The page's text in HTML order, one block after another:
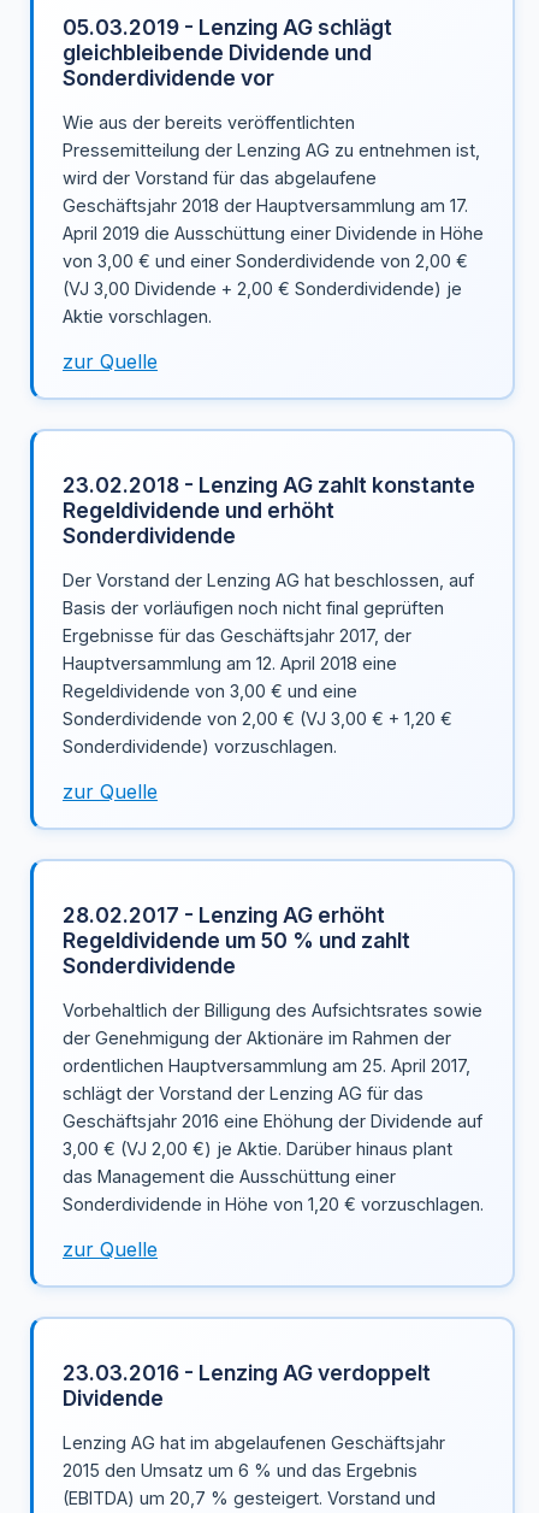
05.03.2019 - Lenzing AG schlägt
gleichbleibende Dividende und
Sonderdividende vor
Wie aus der bereits veröffentlichten
Pressemitteilung der Lenzing AG zu entnehmen ist,
wird der Vorstand für das abgelaufene
Geschäftsjahr 2018 der Hauptversammlung am 17.
April 2019 die Ausschüttung einer Dividende in Höhe
von 3,00 € und einer Sonderdividende von 2,00 €
(VJ 3,00 Dividende + 2,00 € Sonderdividende) je
Aktie vorschlagen.
zur Quelle
23.02.2018 - Lenzing AG zahlt konstante
Regeldividende und erhöht
Sonderdividende
Der Vorstand der Lenzing AG hat beschlossen, auf
Basis der vorläufigen noch nicht final geprüften
Ergebnisse für das Geschäftsjahr 2017, der
Hauptversammlung am 12. April 2018 eine
Regeldividende von 3,00 € und eine
Sonderdividende von 2,00 € (VJ 3,00 € + 1,20 €
Sonderdividende) vorzuschlagen.
zur Quelle
28.02.2017 - Lenzing AG erhöht
Regeldividende um 50 % und zahlt
Sonderdividende
Vorbehaltlich der Billigung des Aufsichtsrates sowie
der Genehmigung der Aktionäre im Rahmen der
ordentlichen Hauptversammlung am 25. April 2017,
schlägt der Vorstand der Lenzing AG für das
Geschäftsjahr 2016 eine Ehöhung der Dividende auf
3,00 € (VJ 2,00 €) je Aktie. Darüber hinaus plant
das Management die Ausschüttung einer
Sonderdividende in Höhe von 1,20 € vorzuschlagen.
zur Quelle
23.03.2016 - Lenzing AG verdoppelt
Dividende
Lenzing AG hat im abgelaufenen Geschäftsjahr
2015 den Umsatz um 6 % und das Ergebnis
(EBITDA) um 20,7 % gesteigert. Vorstand und